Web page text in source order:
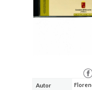
Autor